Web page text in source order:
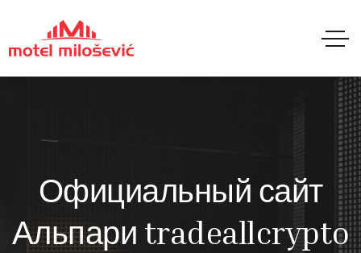
Официальный сайт
Альпари tradeallcrypto